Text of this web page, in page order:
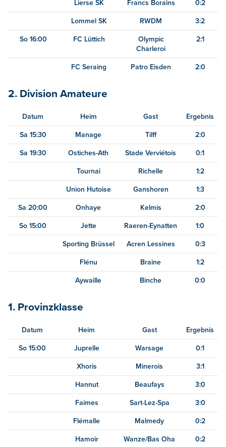
Lierse SK Francs Borains 0:2
Lommel SK RWDM 3:2
So 16:00 FC Lüttich
Olympic
Charleroi
2:1
FC Seraing Patro Eisden 2:0
2. Division Amateure
Datum Heim Gast Ergebnis
Sa 15:30 Manage Tilff 2:0
Sa 19:30 Ostiches-Ath Stade Verviétois 0:1
Tournai Richelle 1:2
Union Hutoise Ganshoren 1:3
Sa 20:00 Onhaye Kelmis 2:0
So 15:00 Jette Raeren-Eynatten 1:0
Sporting Brüssel Acren Lessines 0:3
Flénu Braine 1:2
Aywaille Binche 0:0
1. Provinzklasse
Datum Heim Gast Ergebnis
So 15:00 Juprelle Warsage 0:1
Xhoris Minerois 3:1
Hannut Beaufays 3:0
Faimes Sart-Lez-Spa 3:0
Flémalle Malmedy 0:2
Hamoir Wanze/Bas Oha 0:2